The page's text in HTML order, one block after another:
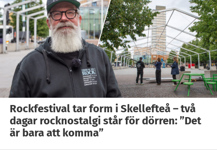
Rockfestival tar form i Skellefteå – två
dagar rocknostalgi står för dörren: ”Det
är bara att komma”